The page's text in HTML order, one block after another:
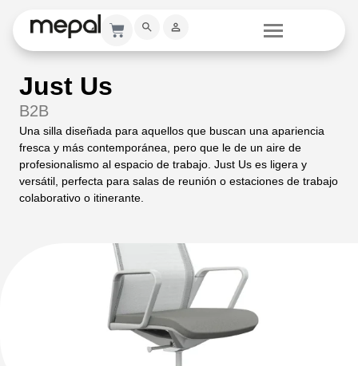
Just Us
B2B
Una silla diseñada para aquellos que buscan una apariencia
fresca y más contemporánea,
pero que le de un aire de
profesionalismo al espacio de trabajo. Just Us es ligera y
versátil, perfecta para salas de reunión o estaciones de trabajo
colaborativo o itinerante.